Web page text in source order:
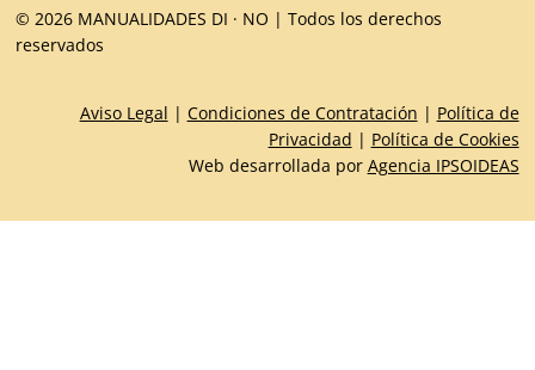
© 2026 MANUALIDADES DI · NO | Todos los derechos
reservados
Aviso Legal | Condiciones de Contratación | Política de
Privacidad | Política de Cookies
Web desarrollada por Agencia IPSOIDEAS